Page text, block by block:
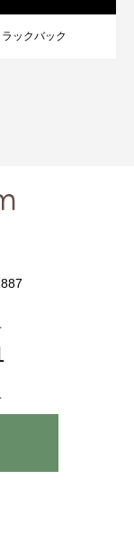
ックバック